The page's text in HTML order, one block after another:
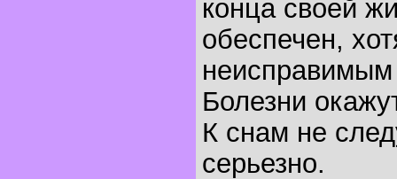
конца своей
обеспечен,
Болезни
К снам не
серьезно.